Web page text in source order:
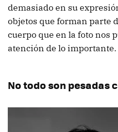
demasiado en su
objetos que forman parte
cuerpo que en la foto nos
atención de lo importante.
No todo son pesadas